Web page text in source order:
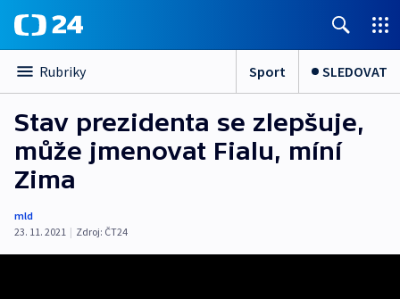
Rubriky Sport SLEDOVAT
Stav prezidenta se zlepšuje,
může jmenovat Fialu, míní
Zima
mld
23. 11. 2021 | Zdroj: ČT24